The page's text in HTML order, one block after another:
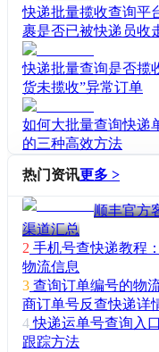
快递批量揽收查询平
裹是否已被快递员收
快递批量查询是否揽
货未揽收”异常订单
如何大批量查询快递
的三种高效方法
热门资讯更多 >
顺丰官方
渠道汇总
2 手机号查快递教程
物流信息
3 查询订单编号的物
商订单号反查快递详
4 快递运单号查询入
跟踪方法